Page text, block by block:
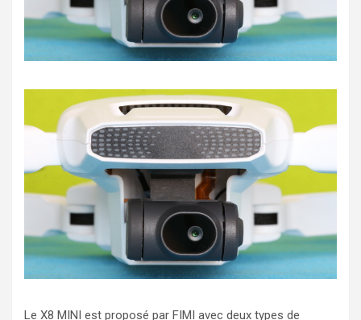
Le X8 MINI est proposé par FIMI avec deux types de